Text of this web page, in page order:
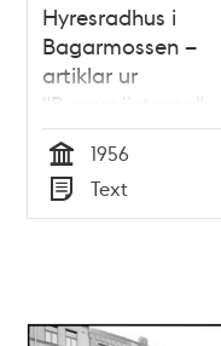
Hyresradhus i
Bagarmossen –
artiklar ur
"Byggmästaren"
1956
Tid
1956
Typ
Text